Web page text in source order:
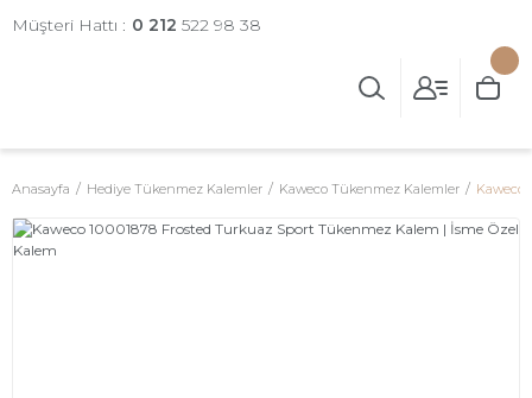
Müşteri Hattı : 0 212 522 98 38
Anasayfa Hediye Tükenmez Kalemler Kaweco Tükenmez Kalemler Kaweco